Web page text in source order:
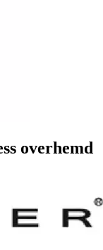
overhemd